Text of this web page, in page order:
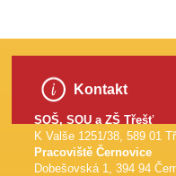
Kontakt
SOŠ, SOU a ZŠ Třešť
K Valše 1251/38, 589 01
Pracoviště Černovice
Dobešovská 1, 394 94